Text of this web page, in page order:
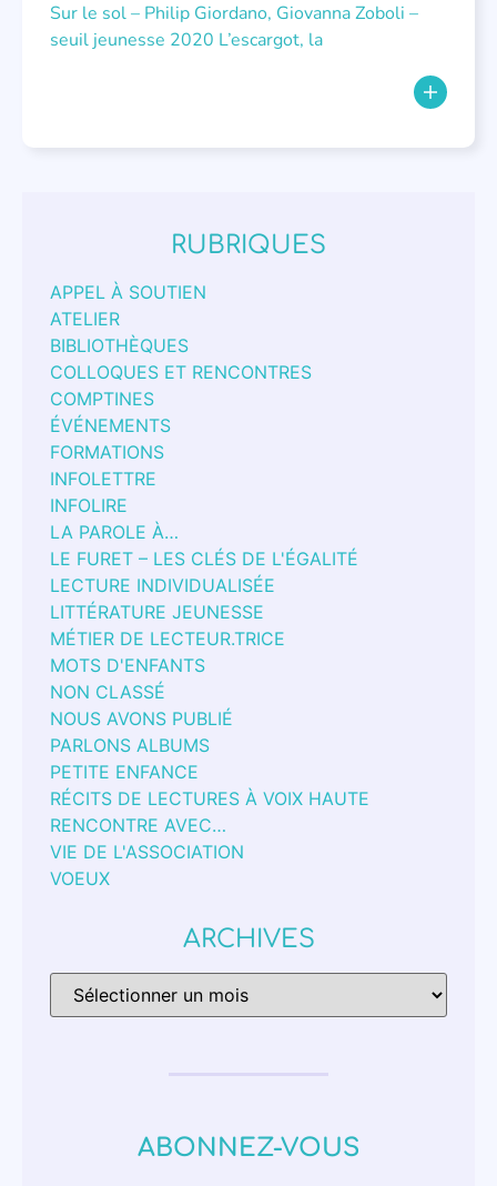
Sur le sol – Philip Giordano, Giovanna Zoboli –
seuil jeunesse 2020 L’escargot, la
RUBRIQUES
APPEL À SOUTIEN
ATELIER
BIBLIOTHÈQUES
COLLOQUES ET RENCONTRES
COMPTINES
ÉVÉNEMENTS
FORMATIONS
INFOLETTRE
INFOLIRE
LA PAROLE À…
LE FURET – LES CLÉS DE L'ÉGALITÉ
LECTURE INDIVIDUALISÉE
LITTÉRATURE JEUNESSE
MÉTIER DE LECTEUR.TRICE
MOTS D'ENFANTS
NON CLASSÉ
NOUS AVONS PUBLIÉ
PARLONS ALBUMS
PETITE ENFANCE
RÉCITS DE LECTURES À VOIX HAUTE
RENCONTRE AVEC…
VIE DE L'ASSOCIATION
VOEUX
ARCHIVES
ABONNEZ-VOUS